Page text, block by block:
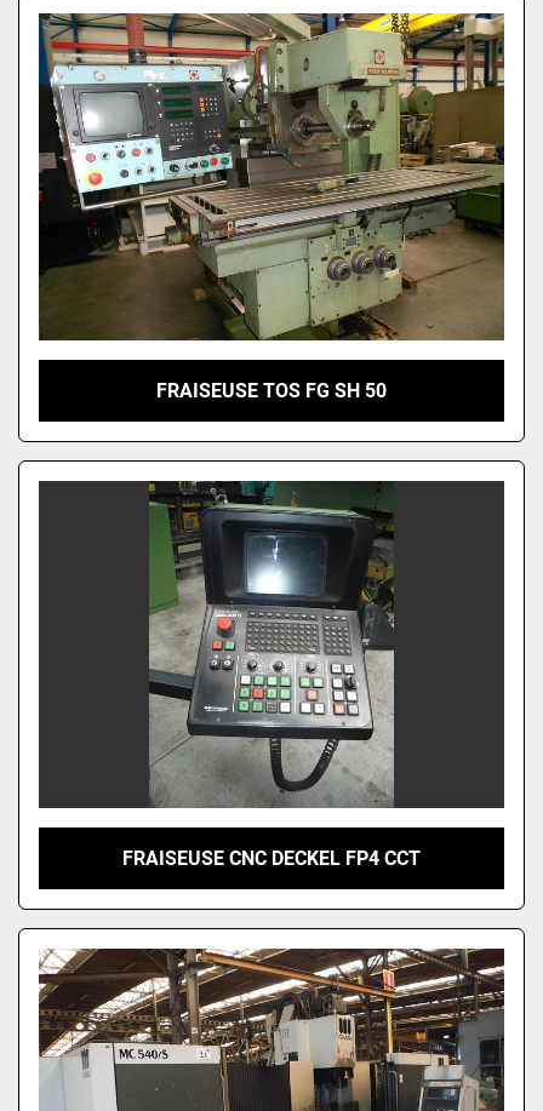
FRAISEUSE TOS FG SH 50
FRAISEUSE CNC DECKEL FP4 CCT